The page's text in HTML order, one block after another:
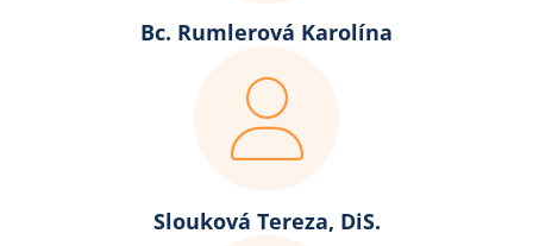
Bc. Rumlerová Karolína
Slouková Tereza, DiS.